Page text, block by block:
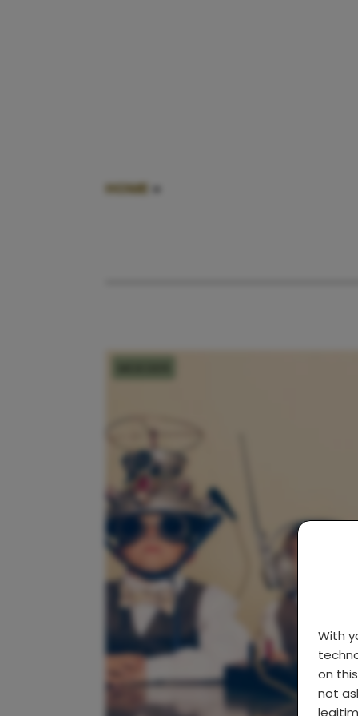
With
on
not
HOME »